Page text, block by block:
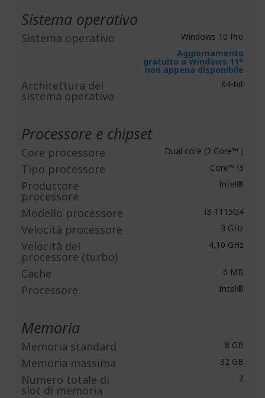
Sistema operativo
Sistema operativo
Windows 10 Pro
Aggiornamento
gratuito a Windows 11*
non appena disponibile
Architettura del
sistema operativo
64-bit
Processore e chipset
Core processore Dual core (2 Core™ )
Tipo processore Core™ i3
Produttore
processore
Intel®
Modello processore i3-1115G4
Velocità processore 3 GHz
Velocità del
processore (turbo)
4,10 GHz
Cache 6 MB
Processore Intel®
Memoria
Memoria standard 8 GB
Memoria massima 32 GB
Numero totale di
slot di memoria
2